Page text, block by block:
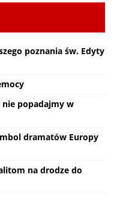
poznania św. Edyty
nie popadajmy w
dramatów Europy
na drodze do